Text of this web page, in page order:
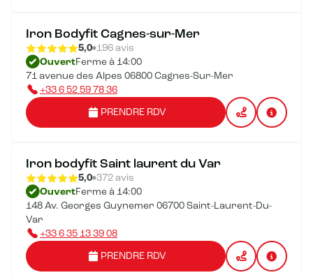
Iron Bodyfit Cagnes-sur-Mer
5,0 196 avis
OuvertFerme à 14:00
71 avenue des Alpes 06800 Cagnes-Sur-Mer
+33 6 52 59 78 36
PRENDRE RDV
Iron bodyfit Saint laurent du Var
5,0 372 avis
OuvertFerme à 14:00
148 Av. Georges Guynemer 06700 Saint-Laurent-Du-
Var
+33 6 35 13 39 08
PRENDRE RDV